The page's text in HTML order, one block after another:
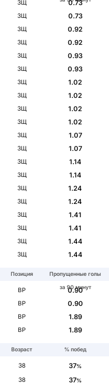
ЗЩ
0.73
ЗЩ
0.73
ЗЩ
0.92
ЗЩ
0.92
ЗЩ
0.93
ЗЩ
0.93
ЗЩ
1.02
ЗЩ
1.02
ЗЩ
1.02
ЗЩ
1.02
ЗЩ
1.07
ЗЩ
1.07
ЗЩ
1.14
ЗЩ
1.14
ЗЩ
1.24
ЗЩ
1.24
ЗЩ
1.41
ЗЩ
1.41
ЗЩ
1.44
ЗЩ 1.44
Позиция
Пропущенные голы
за 90 минут
ВР
0.90
ВР
0.90
ВР
1.89
ВР 1.89
Возраст % побед
38 37%
38 37%